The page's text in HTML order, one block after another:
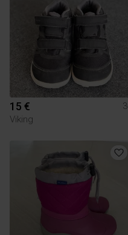
15 €
Viking